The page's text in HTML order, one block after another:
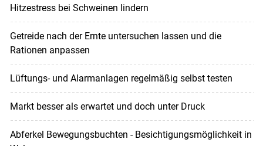
Hitzestress bei Schweinen lindern
Getreide nach der Ernte untersuchen lassen und die
Rationen anpassen
Lüftungs- und Alarmanlagen regelmäßig selbst testen
Markt besser als erwartet und doch unter Druck
Abferkel Bewegungsbuchten - Besichtigungsmöglichkeit in